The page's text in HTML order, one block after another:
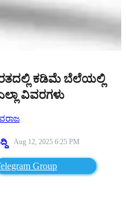
ಕಡಿಮೆ ಬೆಲೆಯಲ್ಲಿ
ವಿವರಗಳು
Aug 12, 2025 6:25 PM
Group